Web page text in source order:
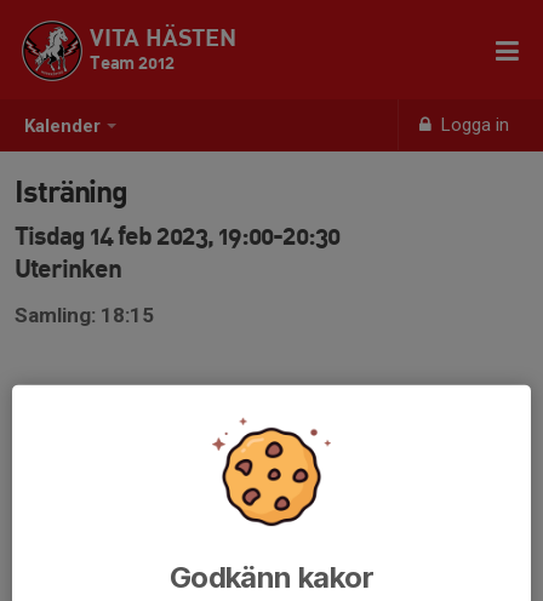
Kalender Logga in
VITA HÄSTEN
Team 2012
Isträning
Tisdag 14 feb 2023, 19:00-20:30
Uterinken
Samling: 18:15
Godkänn kakor